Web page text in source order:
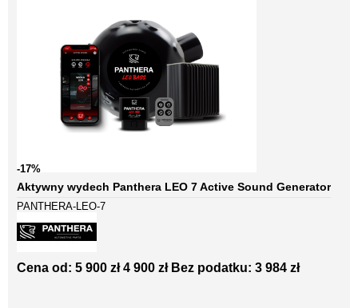
-17%
Aktywny wydech Panthera LEO 7 Active Sound Generator
PANTHERA-LEO-7
Cena od: 5 900 zł 4 900 zł Bez podatku: 3 984 zł